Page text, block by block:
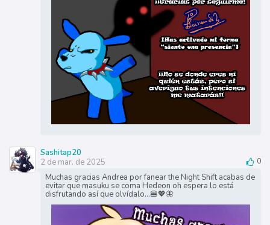
Sashitap20
2 de mar. de 2025
0
Muchas gracias Andrea por fanear the Night Shift acabas de
evitar que masuku se coma Hedeon oh espera lo está
disfrutando así que olvídalo...🍔💖🦋